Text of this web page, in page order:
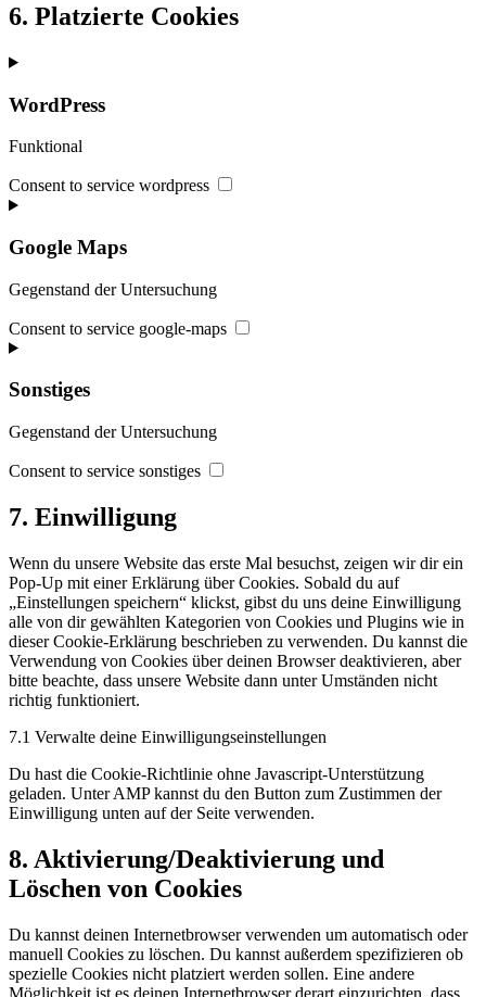
6. Platzierte Cookies
WordPress
Funktional
Consent to service wordpress
Google Maps
Gegenstand der Untersuchung
Consent to service google-maps
Sonstiges
Gegenstand der Untersuchung
Consent to service sonstiges
7. Einwilligung
Wenn du unsere Website das erste Mal besuchst, zeigen wir dir ein
Pop-Up mit einer Erklärung über Cookies. Sobald du auf
„Einstellungen speichern“ klickst, gibst du uns deine Einwilligung
alle von dir gewählten Kategorien von Cookies und Plugins wie in
dieser Cookie-Erklärung beschrieben zu verwenden. Du kannst die
Verwendung von Cookies über deinen Browser deaktivieren, aber
bitte beachte, dass unsere Website dann unter Umständen nicht
richtig funktioniert.
7.1 Verwalte deine Einwilligungseinstellungen
Du hast die Cookie-Richtlinie ohne Javascript-Unterstützung
geladen. Unter AMP kannst du den Button zum Zustimmen der
Einwilligung unten auf der Seite verwenden.
8. Aktivierung/Deaktivierung und
Löschen von Cookies
Du kannst deinen Internetbrowser verwenden um automatisch oder
manuell Cookies zu löschen. Du kannst außerdem spezifizieren ob
spezielle Cookies nicht platziert werden sollen. Eine andere
Möglichkeit ist es deinen Internetbrowser derart einzurichten, dass